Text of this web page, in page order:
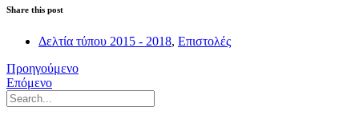
Share this post
Δελτία τύπου 2015 - 2018, Επιστολές
Προηγούμενο
Επόμενο